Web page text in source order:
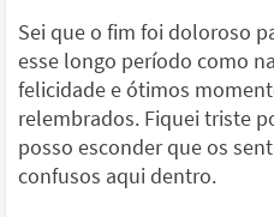
Sei que o fim foi doloroso
esse longo período como
felicidade e ótimos
relembrados. Fiquei triste
posso esconder que os
confusos aqui dentro.